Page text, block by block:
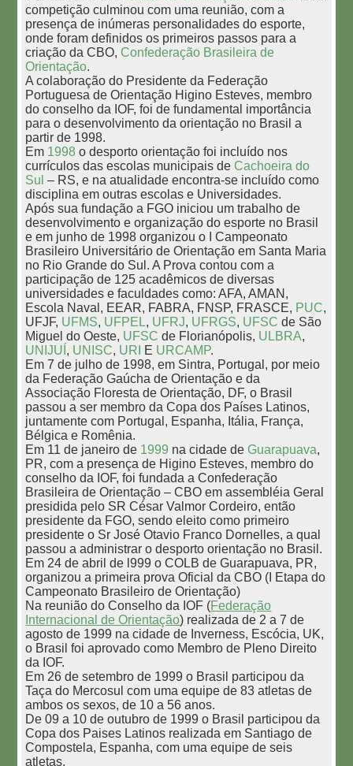
competição culminou com uma reunião, com a
presença de inúmeras personalidades do esporte,
onde foram definidos os primeiros passos para a
criação da CBO,Confederação Brasileira de
Orientação.
A colaboração do Presidente da Federação
Portuguesa de Orientação Higino Esteves, membro
do conselho da IOF, foi de fundamental importância
para o desenvolvimento da orientação no Brasil a
partir de 1998.
Em 1998 o desporto orientação foi incluído nos
currículos das escolas municipais deCachoeira do
Sul – RS, e na atualidade encontra-se incluído como
disciplina em outras escolas e Universidades.
Após sua fundação a FGO iniciou um trabalho de
desenvolvimento e organização do esporte no Brasil
e em junho de 1998 organizou o I Campeonato
Brasileiro Universitário de Orientação em Santa Maria
no Rio Grande do Sul. A Prova contou com a
participação de 125 acadêmicos de diversas
universidades e faculdades como: AFA, AMAN,
Escola Naval, EEAR, FABRA, FNSP, FRASCE, PUC,
UFJF, UFMS, UFPEL, UFRJ, UFRGS, UFSC de São
Miguel do Oeste, UFSC de Florianópolis, ULBRA,
UNIJUÍ , UNISC, URI E URCAMP.
Em 7 de julho de 1998, em Sintra, Portugal, por meio
da Federação Gaúcha de Orientação e da
Associação Floresta de Orientação, DF, o Brasil
passou a ser membro da Copa dos Países Latinos,
juntamente com Portugal, Espanha, Itália, França,
Bélgica e Romênia.
Em 11 de janeiro de 1999 na cidade deGuarapuava,
PR, com a presença de Higino Esteves, membro do
conselho da IOF, foi fundada a Confederação
Brasileira de Orientação – CBO em assembléia Geral
presidida pelo SR César Valmor Cordeiro, então
presidente da FGO, sendo eleito como primeiro
presidente o Sr José Otavio Franco Dornelles, a qual
passou a administrar o desporto orientação no Brasil.
Em 24 de abril de l999 o COLB de Guarapuava, PR,
organizou a primeira prova Oficial da CBO (I Etapa do
Campeonato Brasileiro de Orientação)
Na reunião do Conselho da IOF (Federação
Internacional de Orientação) realizada de 2 a 7 de
agosto de 1999 na cidade de Inverness, Escócia, UK,
o Brasil foi aprovado como Membro de Pleno Direito
da IOF.
Em 26 de setembro de 1999 o Brasil participou da
Taça do Mercosul com uma equipe de 83 atletas de
ambos os sexos, de 10 a 56 anos.
De 09 a 10 de outubro de 1999 o Brasil participou da
Copa dos Paises Latinos realizada em Santiago de
Compostela, Espanha, com uma equipe de seis
atletas.